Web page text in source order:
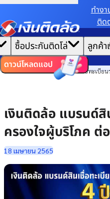
ทําง
ติด
|
ไทย EN
ซื้อประกันติดโล่ ลูกค้
ดาวน์โหลดแอป
หน้าแรก
ข่าวสาร
องค์กร
เงินติดล้อ แบรนด์สินเชื่อทะเบีย
เงินติดล้อ แบรนด์สิ
ครองใจผู้บริโภค ต่
18 เมษายน 2565
เราขอเก็บข้อมูลตาม นโยบายการใช้คุกกี้ เพื่อ
คุณ
ตั้งค่าคุกกี้